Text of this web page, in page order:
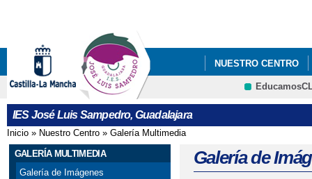
NUESTRO CENTRO
VI PLAN DE ÉXITO
IES José Luis Sampedro, Guadalajara
Se encuentra usted aquí
Inicio » Nuestro Centro » Galería Multimedia
GALERÍA MULTIMEDIA
Galería de Imágenes
Galería de